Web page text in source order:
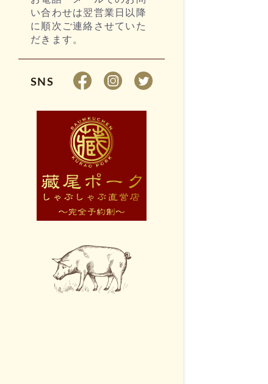
い合わせは翌営業日以降
に順次ご連絡させていた
だきます。
SNS